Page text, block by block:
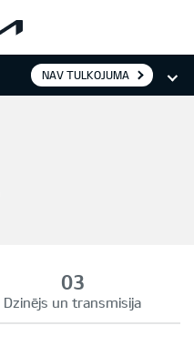
NAV TULKOJUMA
Dzinējs un transmisija